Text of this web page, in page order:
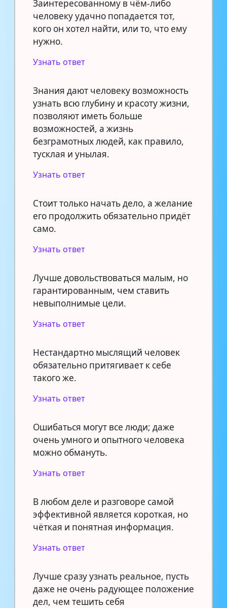
Заинтересованному в чём-либо
человеку удачно попадается тот,
кого он хотел найти, или то, что ему
нужно.
Узнать ответ
Знания дают человеку возможность
узнать всю глубину и красоту жизни,
позволяют иметь больше
возможностей, а жизнь
безграмотных людей, как правило,
тусклая и унылая.
Узнать ответ
Стоит только начать дело, а желание
его продолжить обязательно придёт
само.
Узнать ответ
Лучше довольствоваться малым, но
гарантированным, чем ставить
невыполнимые цели.
Узнать ответ
Нестандартно мыслящий человек
обязательно притягивает к себе
такого же.
Узнать ответ
Ошибаться могут все люди; даже
очень умного и опытного человека
можно обмануть.
Узнать ответ
В любом деле и разговоре самой
эффективной является короткая, но
чёткая и понятная информация.
Узнать ответ
Лучше сразу узнать реальное, пусть
даже не очень радующее положение
дел, чем тешить себя